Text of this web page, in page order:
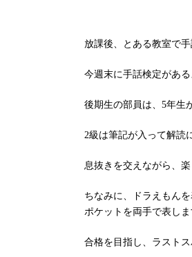
放課後、とある教室で
今週末に手話検定があ
後期生の部員は、5年生
2級は筆記が入って解読
息抜きを交えながら、
ちなみに、ドラえもん
ポケットを両手で表しま
合格を目指し、ラスト